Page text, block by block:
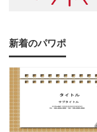
新着のパワポ